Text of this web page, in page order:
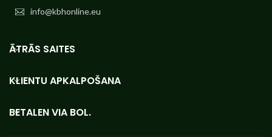
info@kbhonline.eu
ĀTRĀS SAITES
KLIENTU APKALPOŠANA
BETALEN VIA BOL.